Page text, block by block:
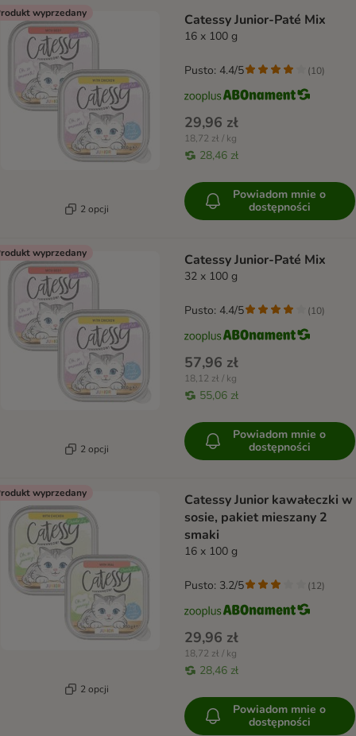
wyprzedany
2 opcji
Catessy Junior-Paté Mix
16 x 100 g
29,96 zł
18,72 zł / kg
28,46 zł
Pusto: 4.4/5 (10)
Powiadom mnie o
dostępności
wyprzedany
2 opcji
Catessy Junior-Paté Mix
32 x 100 g
57,96 zł
18,12 zł / kg
55,06 zł
Pusto: 4.4/5 (10)
Powiadom mnie o
dostępności
wyprzedany
2 opcji
Catessy Junior kawałeczki w
sosie, pakiet mieszany 2
smaki
16 x 100 g
29,96 zł
18,72 zł / kg
28,46 zł
Pusto: 3.2/5 (12)
Powiadom mnie o
dostępności